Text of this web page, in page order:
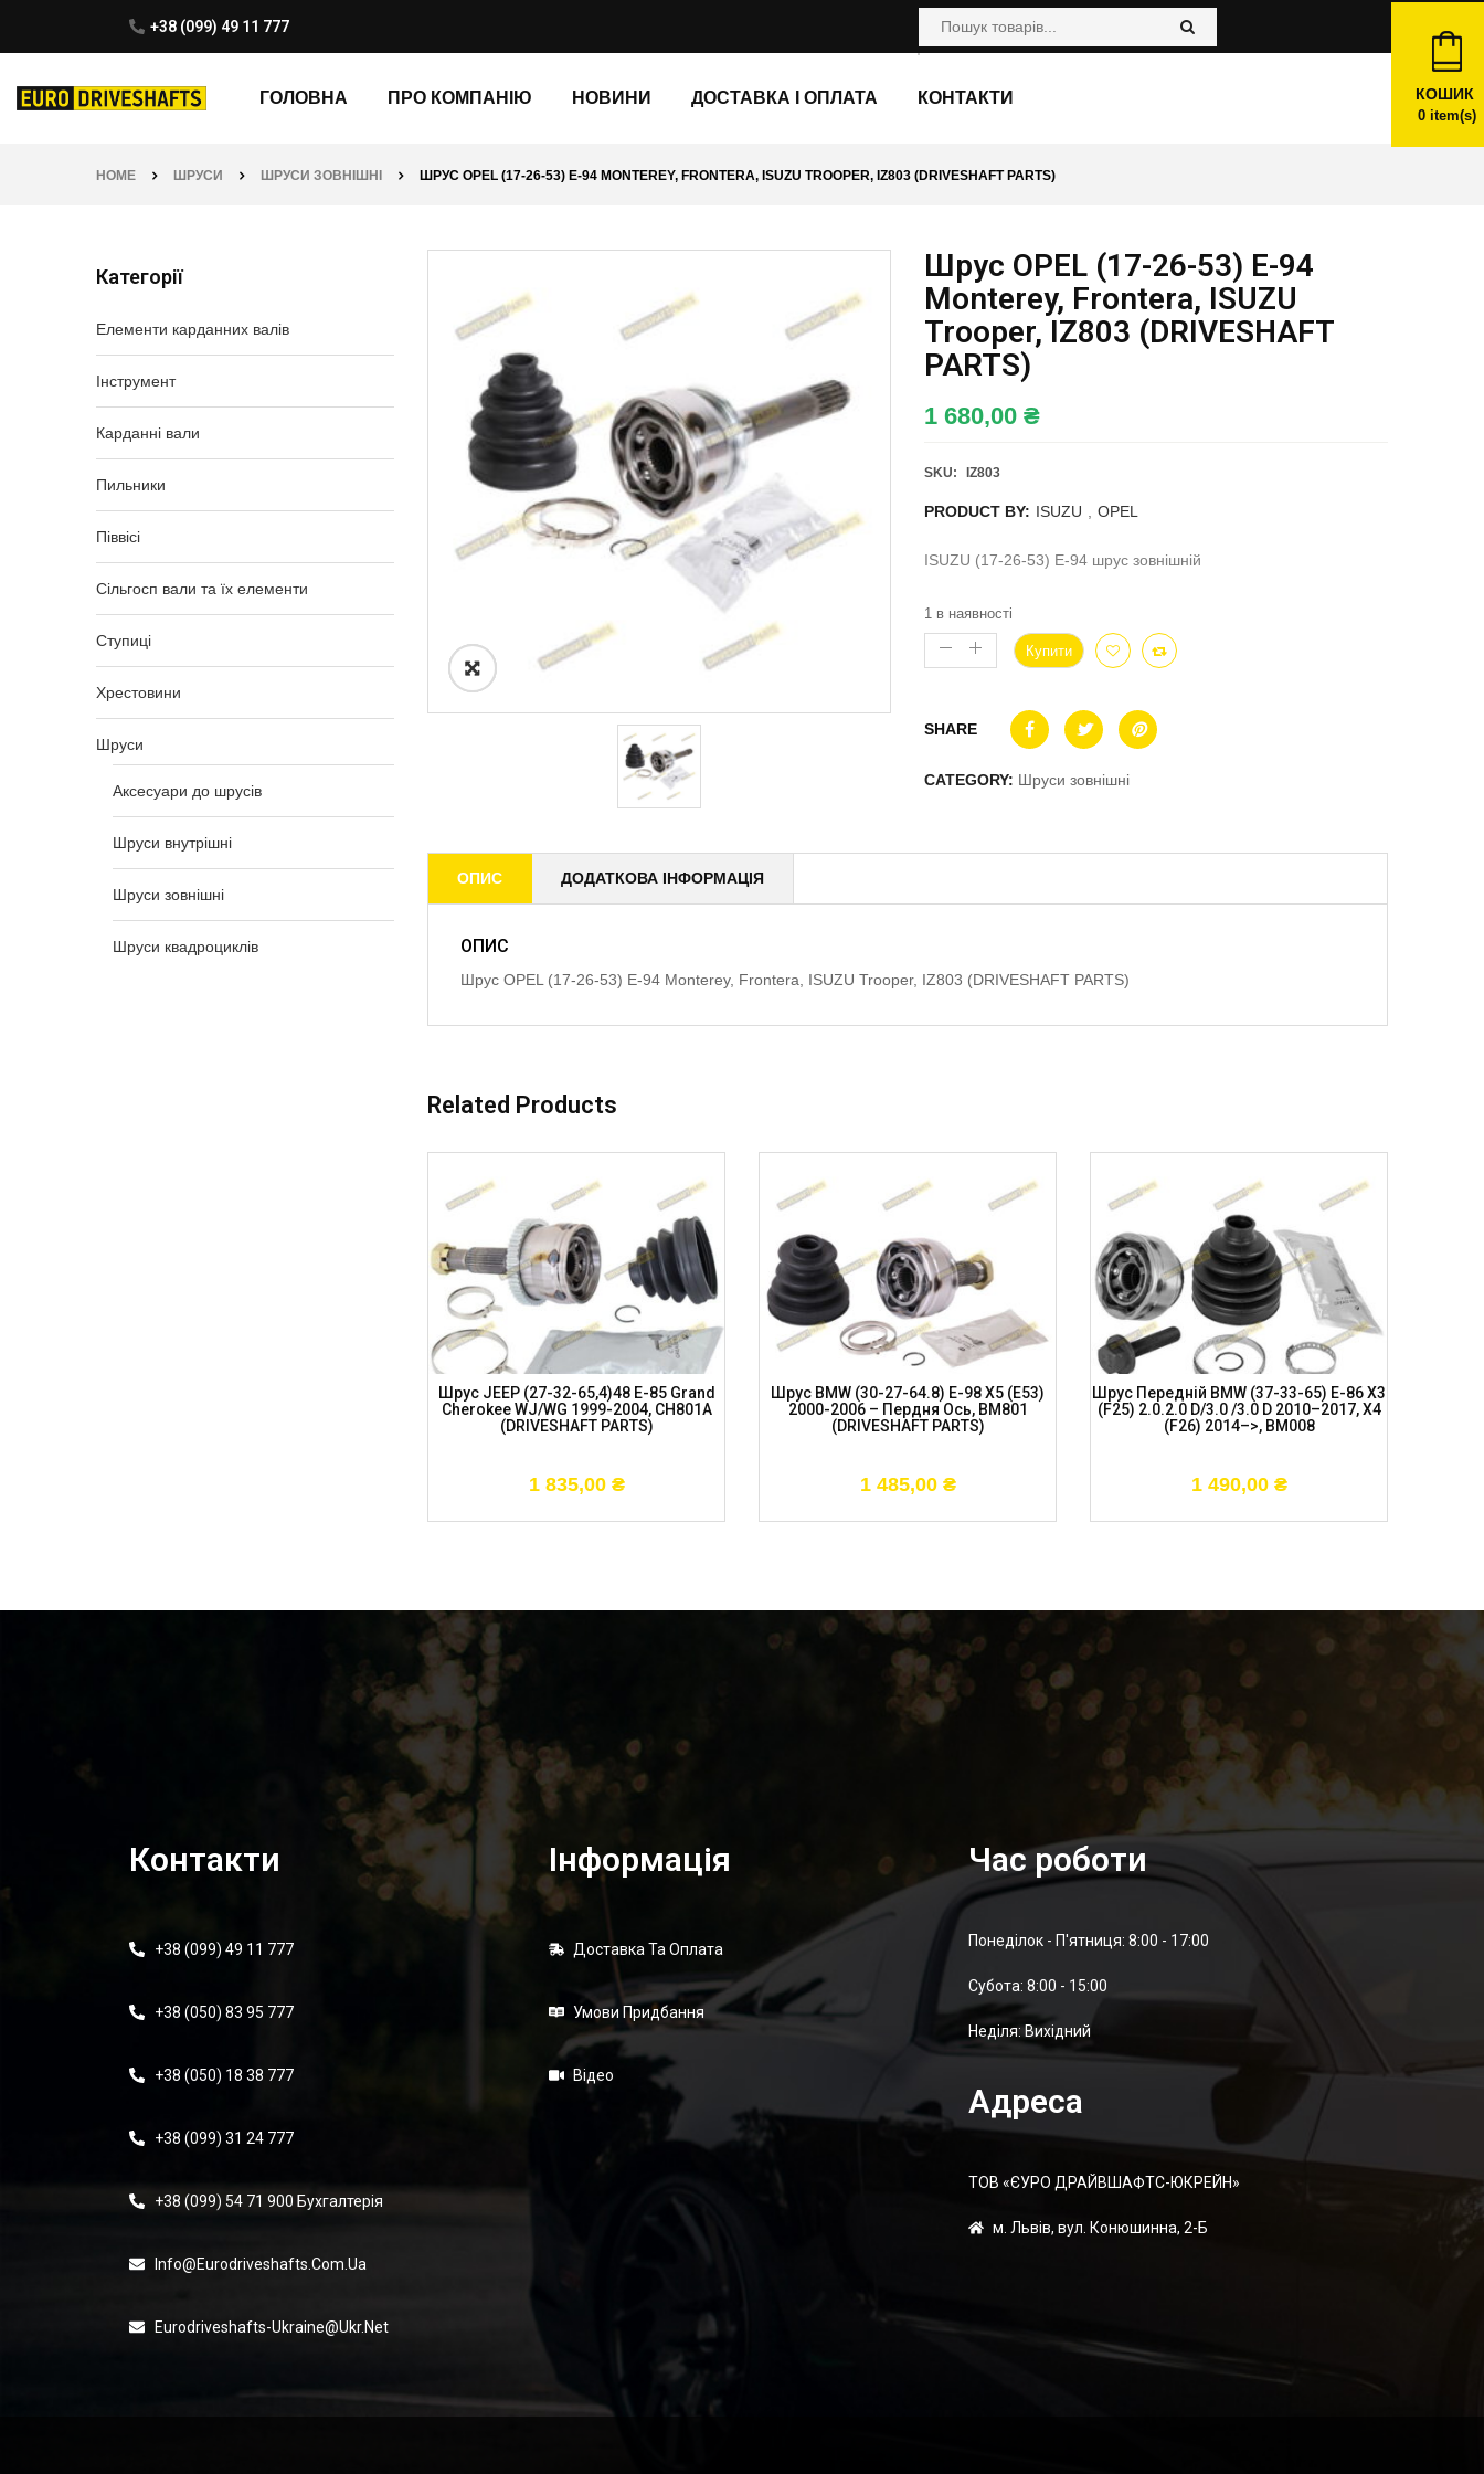
+38 (099) 49 11 777
ГОЛОВНА ПРО КОМПАНІЮ НОВИНИ ДОСТАВКА І ОПЛАТА КОНТАКТИ КОШИК
0item(s)
HOME ШРУСИ ШРУСИ ЗОВНІШНІ ШРУС OPEL (17-26-53) E-94 MONTEREY, FRONTERA, ISUZU TROOPER, IZ803 (DRIVESHAFT PARTS)
Категорії
Елементи карданних валів
Інструмент
Карданні вали
Пильники
Піввісі
Сільгосп вали та їх елементи
Ступиці
Хрестовини
Шруси
Аксесуари до шрусів
Шруси внутрішні
Шруси зовнішні
Шруси квадроциклів
Шрус OPEL (17-26-53) E-94
Monterey, Frontera, ISUZU
Trooper, IZ803 (DRIVESHAFT
PARTS)
1 680,00 ₴
SKU: IZ803
PRODUCT BY: ISUZU OPEL
ISUZU (17-26-53) E-94 шрус зовнішній
1 в наявності
Купити
SHARE
CATEGORY: Шруси зовнішні
ОПИС ДОДАТКОВА ІНФОРМАЦІЯ
ОПИС
Шрус OPEL (17-26-53) E-94 Monterey, Frontera, ISUZU Trooper, IZ803 (DRIVESHAFT PARTS)
Related Products
Шрус JEEP (27-32-65,4)48 E-85 Grand
Cherokee WJ/WG 1999-2004, CH801A
(DRIVESHAFT PARTS)
1 835,00 ₴
Шрус BMW (30-27-64.8) E-98 X5 (E53)
2000-2006 – Пердня Ось, BM801
(DRIVESHAFT PARTS)
1 485,00 ₴
Шрус Передній BMW (37-33-65) E-86 X3
(F25) 2.0.2.0 D/3.0 /3.0 D 2010–2017, X4
(F26) 2014–>, BM008
1 490,00 ₴
Контакти
+38 (099) 49 11 777
+38 (050) 83 95 777
+38 (050) 18 38 777
+38 (099) 31 24 777
+38 (099) 54 71 900 Бухгалтерія
Info@eurodriveshafts.com.ua
Eurodriveshafts-Ukraine@ukr.net
Інформація
Доставка Та Оплата
Умови Придбання
Відео
Час роботи
Понеділок - П'ятниця: 8:00 - 17:00
Суботa: 8:00 - 15:00
Неділя: Вихідний
Адреса
ТОВ «ЄУРО ДРАЙВШАФТC-ЮКРЕЙН»
м. Львів, вул. Конюшинна, 2-Б